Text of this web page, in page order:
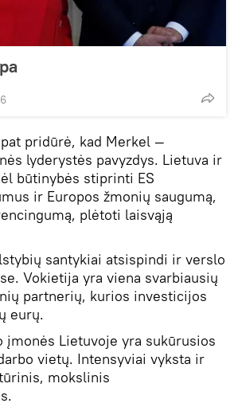
pridūrė, kad Merkel —
lyderystės pavyzdys. Lietuva ir
būtinybės stiprinti ES
ir Europos žmonių saugumą,
plėtoti laisvąją
santykiai atsispindi ir verslo
Vokietija yra viena svarbiausių
partnerių, kurios investicijos
eurų.
įmonės Lietuvoje yra sukūrusios
vietų. Intensyviai vyksta ir
mokslinis